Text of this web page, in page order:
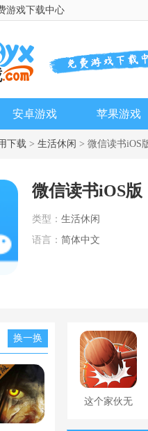
游戏下载中心
安卓游戏 苹果游戏
下载 > 生活休闲 > 微信读书iOS
微信读书iOS版
类型： 生活休闲
语言： 简体中文
换一换
这个家伙无